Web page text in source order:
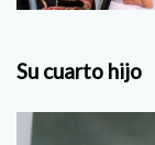
Su cuarto hijo